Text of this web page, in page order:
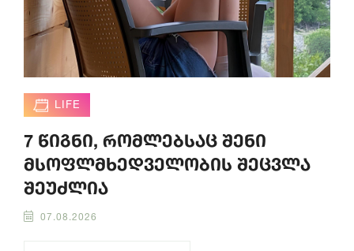
LIFE
7 წიგნი, რომლებსაც შენი
მსოფლმხედველობის შეცვლა
შეუძლია
07.08.2026